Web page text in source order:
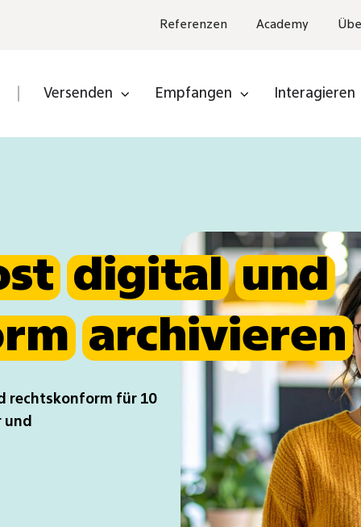
Referenzen Academy
Versenden Empfangen Interagieren
digital und
archivieren
rechtskonform für 10
und